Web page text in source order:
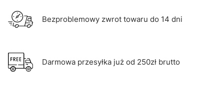
Bezproblemowy zwrot towaru do 14 dni
Darmowa przesyłka już od 250zł brutto